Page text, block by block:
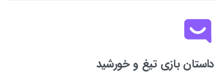
داستان بازی تیغ و خورشید